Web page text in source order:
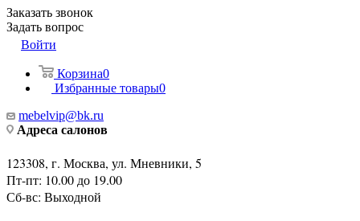
Заказать звонок
Задать вопрос
Войти
Корзина0
Избранные товары0
mebelvip@bk.ru
Адреса салонов
123308, г. Москва, ул. Мневники, 5
Пт-пт: 10.00 до 19.00
Сб-вс: Выходной